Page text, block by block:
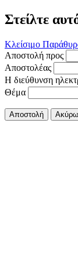
Στείλτε
Κλείσιμο
Αποστολή προς
Αποστολέας
Η διεύθυνση
Θέμα
Αποστολή